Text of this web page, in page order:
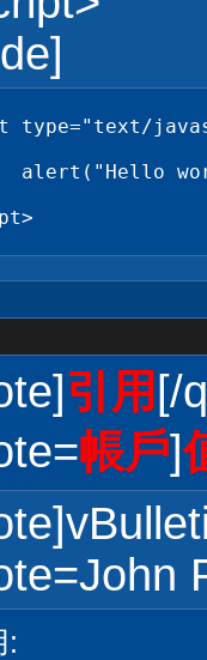
type="text/
引用 [/
帳戶]
: